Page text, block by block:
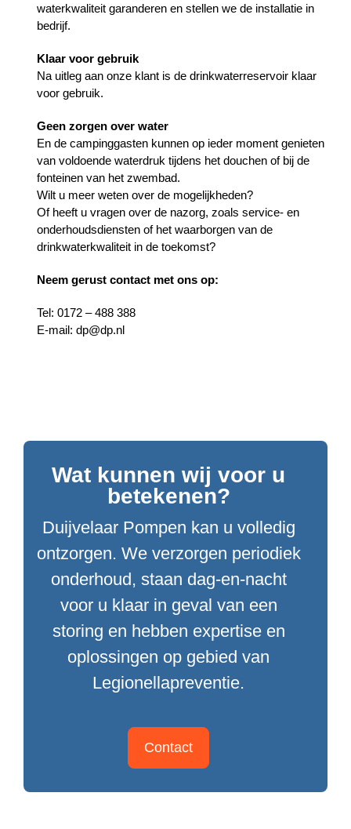
waterkwaliteit garanderen en stellen we de installatie in
bedrijf.
Klaar voor gebruik
Na uitleg aan onze klant is de drinkwaterreservoir klaar
voor gebruik.
Geen zorgen over water
En de campinggasten kunnen op ieder moment genieten
van voldoende waterdruk tijdens het douchen of bij de
fonteinen van het zwembad.
Wilt u meer weten over de mogelijkheden?
Of heeft u vragen over de nazorg, zoals service- en
onderhoudsdiensten of het waarborgen van de
drinkwaterkwaliteit in de toekomst?
Neem gerust contact met ons op:
Tel: 0172 – 488 388
E-mail: dp@dp.nl
Wat kunnen wij voor u
betekenen?
Duijvelaar Pompen kan u volledig
ontzorgen. We verzorgen periodiek
onderhoud, staan dag-en-nacht
voor u klaar in geval van een
storing en hebben expertise en
oplossingen op gebied van
Legionellapreventie.
Contact